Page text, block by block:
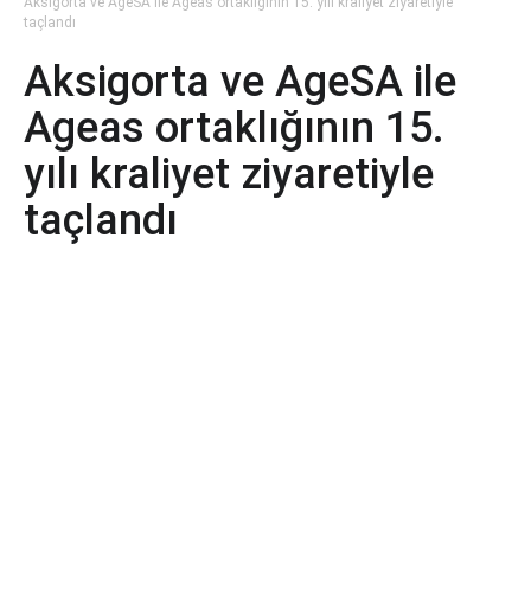
taçlandı
Aksigorta ve AgeSA ile
Ageas ortaklığının 15.
yılı kraliyet ziyaretiyle
taçlandı